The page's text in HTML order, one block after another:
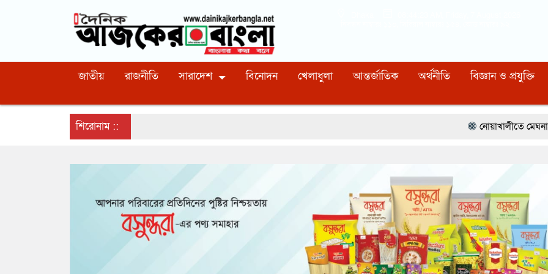
জাতীয় রাজনীতি সারাদেশ বিনোদন খেলাধুলা আন্তর্জাতিক অর্থনীতি বিজ্ঞান ও প্রযুক্তি
শিরোনাম :: নোয়াখালীতে মেঘনার ভাঙনরোধে জিও